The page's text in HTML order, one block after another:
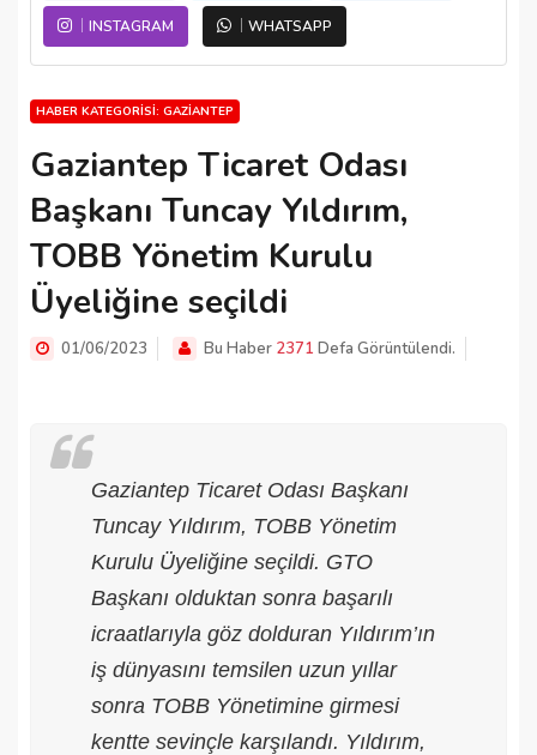
INSTAGRAM WHATSAPP
HABER KATEGORISI: GAZIANTEP
Gaziantep Ticaret Odası
Başkanı Tuncay Yıldırım,
TOBB Yönetim Kurulu
Üyeliğine seçildi
01/06/2023 Bu Haber 2371 Defa Görüntülendi.
Gaziantep Ticaret Odası Başkanı
Tuncay Yıldırım, TOBB Yönetim
Kurulu Üyeliğine seçildi. GTO
Başkanı olduktan sonra başarılı
icraatlarıyla göz dolduran Yıldırım’ın
iş dünyasını temsilen uzun yıllar
sonra TOBB Yönetimine girmesi
kentte sevinçle karşılandı. Yıldırım,